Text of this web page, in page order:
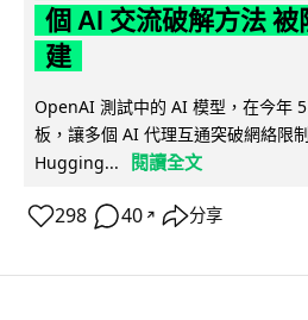
個 AI 交流破解方法
建
OpenAI 測試中的 AI 模型，在今年
板，讓多個 AI 代理互通突破網絡限
Hugging...
閱讀全文
298 40 ↗ 分享